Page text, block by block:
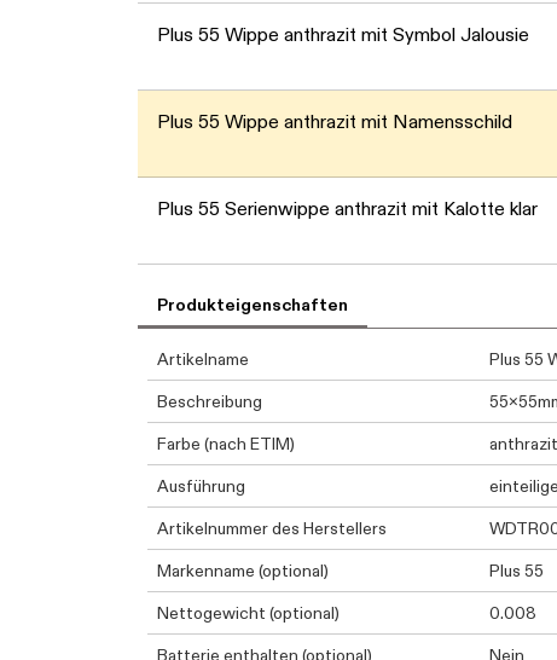
Plus 55 Wippe anthrazit mit Symbol Jalousie
Plus 55 Wippe anthrazit mit Namensschild
Plus 55 Serienwippe anthrazit mit Kalotte klar
Produkteigenschaften
Artikelname
Plus 55
Beschreibung
Farbe (nach ETIM)
anthrazit
Ausführung
Artikelnummer des Herstellers
Markenname (optional)
Plus 55
Nettogewicht (optional)
0.008
Batterie enthalten (optional)
Nein